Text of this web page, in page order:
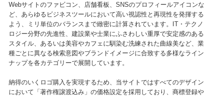
Webサイトのファビコン、店舗看板、SNSのプロフィールアイコンな
ど、あらゆるビジネスツールにおいて高い視認性と再現性を発揮する
よう、ミリ単位のバランスまで緻密に計算されています。IT・テクノ
ロジー分野の先進性、建設業や士業にふさわしい重厚で安定感のある
スタイル、あるいは美容やカフェに馴染む洗練された曲線美など、業
種ごとに異なる検索意図やブランドイメージに合致する多様なライン
ナップを各カテゴリーで展開しています。
納得のいくロゴ購入を実現するため、当サイトではすべてのデザイン
において「著作権譲渡込み」の価格設定を採用しており、商標登録や